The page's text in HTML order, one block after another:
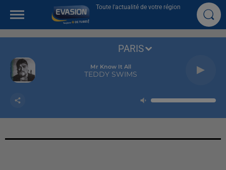
Toute l'actualité de votre région
Mr Know It All
TEDDY SWIMS
PARIS